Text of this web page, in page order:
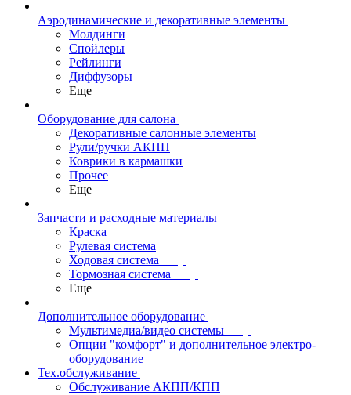
Аэродинамические и декоративные элементы
Молдинги
Спойлеры
Рейлинги
Диффузоры
Еще
Оборудование для салона
Декоративные салонные элементы
Рули/ручки АКПП
Коврики в кармашки
Прочее
Еще
Запчасти и расходные материалы
Краска
Рулевая система
Ходовая система
Тормозная система
Еще
Дополнительное оборудование
Мультимедиа/видео системы
Опции "комфорт" и дополнительное электро-
оборудование
Тех.обслуживание
Обслуживание АКПП/КПП